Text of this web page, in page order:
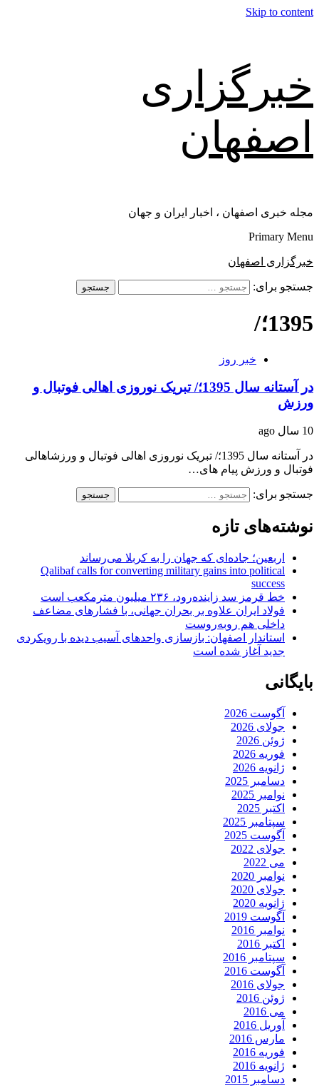
Skip to content
خبرگزاری
اصفهان
مجله خبری اصفهان ، اخبار ایران و جهان
Primary Menu
خبرگزاری اصفهان
جستجو برای:
1395؛/
خبر روز
در آستانه سال 1395؛/ تبریک نوروزی اهالی فوتبال و
ورزش
10 سال ago
در آستانه سال 1395؛/ تبریک نوروزی اهالی فوتبال و ورزشاهالی
فوتبال و ورزش پیام های…
جستجو برای:
نوشته‌های تازه
اربعین؛ جاده‌ای که جهان را به کربلا می‌رساند
Qalibaf calls for converting military gains into political
success
خط قرمز سد زاینده‌رود، ۲۳۶ میلیون مترمکعب است
فولاد ایران علاوه بر بحران جهانی، با فشارهای مضاعف
داخلی هم روبه‌روست
استاندار اصفهان: بازسازی واحدهای آسیب دیده با رویکردی
جدید آغاز شده است
بایگانی
آگوست 2026
جولای 2026
ژوئن 2026
فوریه 2026
ژانویه 2026
دسامبر 2025
نوامبر 2025
اکتبر 2025
سپتامبر 2025
آگوست 2025
جولای 2022
می 2022
نوامبر 2020
جولای 2020
ژانویه 2020
آگوست 2019
نوامبر 2016
اکتبر 2016
سپتامبر 2016
آگوست 2016
جولای 2016
ژوئن 2016
می 2016
آوریل 2016
مارس 2016
فوریه 2016
ژانویه 2016
دسامبر 2015